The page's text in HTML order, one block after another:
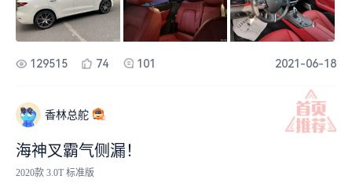
浪，运动模式在地库简直了，家里人觉得很吵，运
动模式开起来后排会觉得超，如果声音再大点估计
开不了多久要换车，哈哈哈哈。这车声浪跟煮开水
一样，咕噜咕噜的，上路的话路边的人应该能听
库，启动车的时候确实很响），以前邻居有一辆帕
拉梅拉，总喜欢炫启动声浪，呵呵，估计这次没得
比了。内饰照片看真一般，豪华版的本身就搭配了
打孔木内饰和红皮子，通风座椅又全车座椅打了孔
很棒，这里写不了太多字，有兴趣可以去看我发表
的帖子，点头像进去应该能看到。豪华版的电吸门
129515 74 101 2021-06-18
香林总舵
海神叉霸气侧漏！
2020款 3.0T 标准版